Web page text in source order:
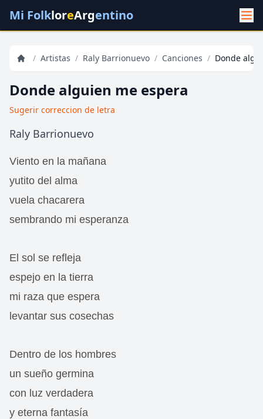
Mi FolkloreArgentino
/ Artistas / Raly Barrionuevo / Canciones / Donde
Donde alguien me espera
Sugerir correccion de letra
Raly Barrionuevo
Viento en la mañana
yutito del alma
vuela chacarera
sembrando mi esperanza
El sol se refleja
espejo en la tierra
mi raza que espera
levantar sus cosechas
Dentro de los hombres
un sueño germina
con luz verdadera
y eterna fantasía